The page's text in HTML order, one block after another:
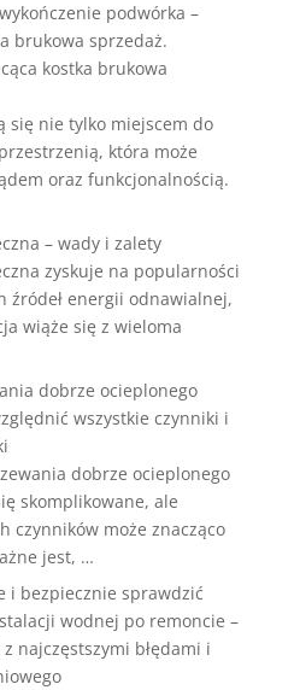
podwórka –
brukowa sprzedaż.
kostka brukowa
się nie tylko miejscem do
która może
oraz funkcjonalnością.
– wady i zalety
zyskuje na popularności
źródeł energii odnawialnej,
wiąże się z wieloma
dobrze ocieplonego
wszystkie czynniki i
dobrze ocieplonego
skomplikowane, ale
czynników może znacząco
jest, …
i bezpiecznie sprawdzić
wodnej po remoncie –
najczęstszymi błędami i